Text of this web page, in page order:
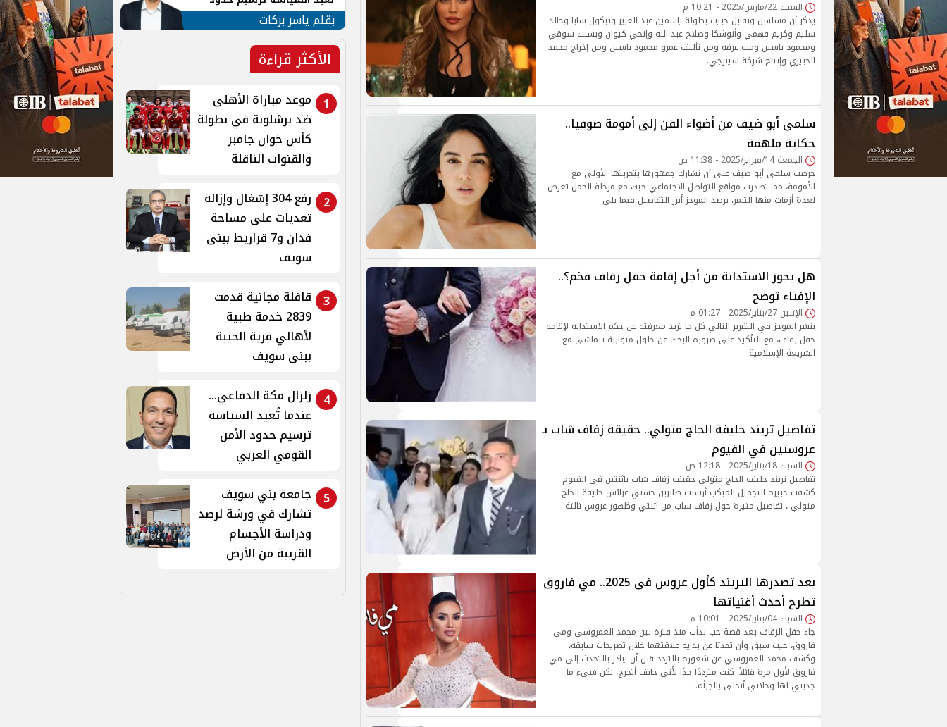
السبت 22/مارس/2025 - 10:21 م
يذكر أن مسلسل وتقابل حبيب بطولة ياسمين عبد العزيز ونيكول سابا وخالد
سليم وكريم فهمي وأنوشكا وصلاح عبد الله وإنجي كيوان وبسنت شوقي
ومحمود ياسين ومنة عرفة ومن تأليف عمرو محمود ياسين ومن إخراج محمد
الخبيري وإنتاج شركة سينرجي.
سلمى أبو ضيف من أضواء الفن إلى أمومة صوفيا..
حكاية ملهمة
الجمعة 14/فبراير/2025 - 11:38 ص
حرصت سلمى أبو ضيف على أن تشارك جمهورها بتجربتها الأولى مع
الأمومة، مما تصدرت مواقع التواصل الاجتماعي حيث مع مرحلة الحمل تعرض
لعدة أزمات منها التنمر، يرصد الموجز أبرز التفاصيل فيما يلي
هل يجوز الاستدانة من أجل إقامة حفل زفاف فخم؟..
الإفتاء توضح
الإثنين 27/يناير/2025 - 01:27 م
ينشر الموجز في التقرير التالي كل ما تريد معرفته عن حكم الاستدانة لإقامة
حفل زفاف، مع التأكيد على ضرورة البحث عن حلول متوازنة تتماشى مع
الشريعة الإسلامية
تفاصيل تريند خليفة الحاج متولي.. حقيقة زفاف شاب بـ
عروستين في الفيوم
السبت 18/يناير/2025 - 12:18 ص
تفاصيل تريند خليفة الحاج متولي حقيقة زفاف شاب باثنتين في الفيوم
كشفت خبيرة التجميل الميكب أرتست صابرين حسني عرائس خليفة الحاج
متولي ، تفاصيل مثيرة حول زفاف شاب من اثنتي وظهور عروس ثالثة
بعد تصدرها التريند كأول عروس فى 2025.. مي فاروق
تطرح أحدث أغنياتها
السبت 04/يناير/2025 - 10:01 م
جاء حفل الزفاف بعد قصة حب بدأت منذ فترة بين محمد العمروسي ومي
فاروق، حيث سبق وأن تحدثا عن بداية علاقتهما خلال تصريحات سابقة،
وكشف محمد العمروسي عن شعوره بالتردد قبل أن يبادر بالتحدث إلى مي
فاروق لأول مرة قائلاً: كنت مترددًا جدًا لأني خايف أتحرج، لكن شيء ما
جذبني لها وخلاني أتحلى بالجرأة.
الأمن القومي العربي
بقلم ياسر بركات
الأكثر قراءة
1
موعد مباراة الأهلي
ضد برشلونة في بطولة
كأس خوان جامبر
والقنوات الناقلة
2
رفع 304 إشغال وإزالة
تعديات على مساحة
فدان و7 قراريط ببنى
سويف
3 قافلة مجانية قدمت
2839 خدمة طبية
لأهالي قرية الحيبة
ببنى سويف
4
زلزال مكة الدفاعي...
عندما تُعيد السياسة
ترسيم حدود الأمن
القومي العربي
5
جامعة بني سويف
تشارك في ورشة لرصد
ودراسة الأجسام
القريبة من الأرض